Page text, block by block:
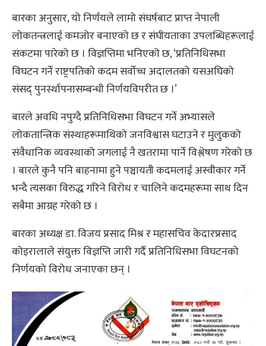
बारका अनुसार, यो निर्णयले लामो संघर्षबाट प्राप्त नेपाली
लोकतन्त्रलाई कमजोर बनाएको छ र संघीयताका उपलब्धिहरूलाई
संकटमा पारेको छ । विज्ञप्तिमा भनिएको छ, ‘प्रतिनिधिसभा
विघटन गर्ने राष्ट्रपतिको कदम सर्वोच्च अदालतको यसअघिको
संसद् पुनर्स्थापनासम्बन्धी निर्णयविपरीत छ ।’
बारले अवधि नपुग्दै प्रतिनिधिसभा विघटन गर्ने अभ्यासले
लोकतान्त्रिक संस्थाहरूमाथिको जनविश्वास घटाउने र मुलुकको
संवैधानिक व्यवस्थाको जगलाई नै खतरामा पार्ने विश्लेषण गरेको छ
। बारले कुनै पनि बाहनामा हुने पञ्चायती कदमलाई अस्वीकार गर्ने
भन्दै त्यसका विरुद्ध गरिने विरोध र चालिने कदमहरूमा साथ दिन
सबैमा आग्रह गरेको छ ।
बारका अध्यक्ष डा. विजय प्रसाद मिश्र र महासचिव केदारप्रसाद
कोइरालाले संयुक्त विज्ञप्ति जारी गर्दै प्रतिनिधिसभा विघटनको
निर्णयको विरोध जनाएका छन् ।